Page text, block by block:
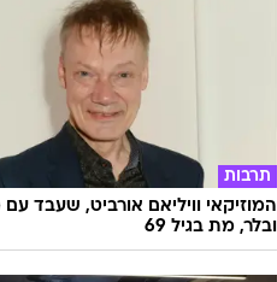
תרבות
המוזיקאי וויליאם אורביט, שעבד עם
ובלר, מת בגיל 69